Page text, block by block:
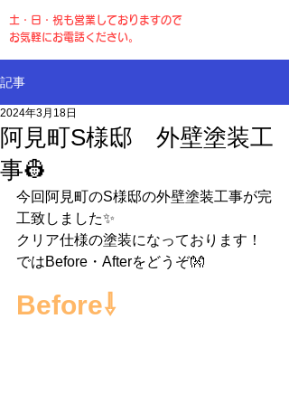
土・日・祝も営業しておりますので
お気軽にお電話ください。
記事
阿見町S様邸 外壁塗装工
事👷
2024年3月18日
今回阿見町のS様邸の外壁塗装工事が完
工致しました✨
クリア仕様の塗装になっております！
ではBefore・Afterをどうぞ👐
Before⇩